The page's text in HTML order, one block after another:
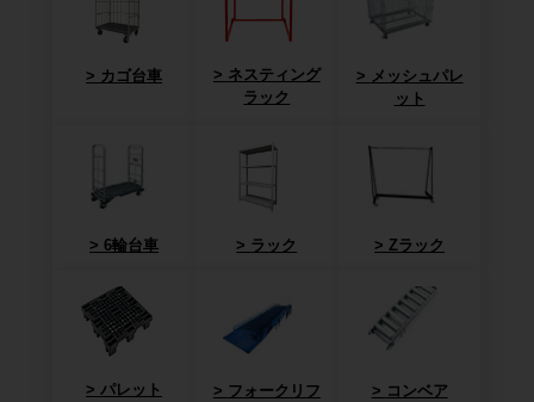
カゴ台車
ネスティング
ラック
メッシュパレ
ット
6輪台車 ラック Zラック
パレット
フォークリフ
コンベア